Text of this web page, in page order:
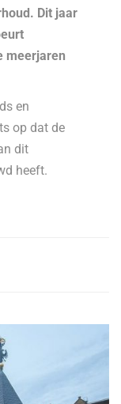
Dit jaar
meerjaren
en
op dat de
dit
heeft.